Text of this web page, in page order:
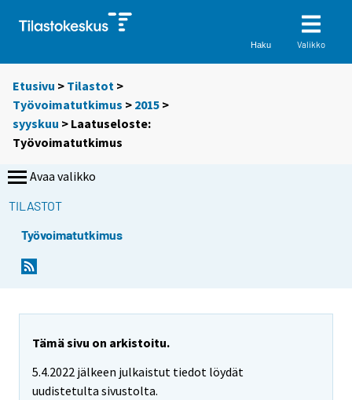
Haku Valikko
Etusivu > Tilastot >
Työvoimatutkimus > 2015 >
syyskuu > Laatuseloste:
Työvoimatutkimus
Avaa valikko
TILASTOT
Työvoimatutkimus
Tämä sivu on arkistoitu.
5.4.2022 jälkeen julkaistut tiedot löydät
uudistetulta sivustolta.